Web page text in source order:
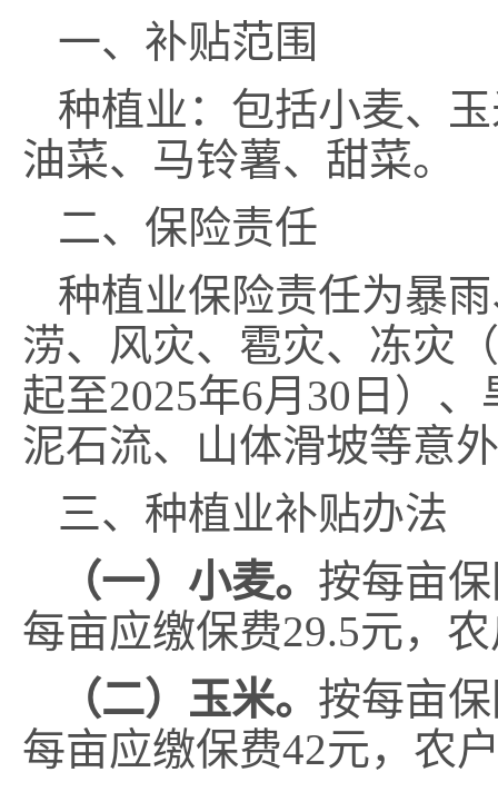
一、补贴范围
种植业：包括小麦、
油菜、马铃薯、甜菜。
二、保险责任
种植业保险责任为暴
涝、风灾、雹灾、冻灾
起至2025年6月 30 日）
泥石流、山体滑坡等意
三、种植业补贴办法
（一） 小麦。 按每亩
每亩应缴保费29.5元，
（二）玉米。 按每亩
每亩应缴保费42元， 农